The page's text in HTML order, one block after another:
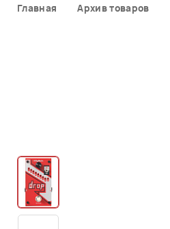
Главная Архив товаров